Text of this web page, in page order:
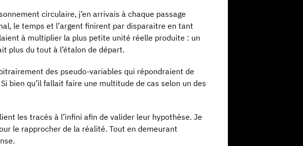
circulaire, j’en arrivais à chaque passage
le temps et l’argent finirent par disparaitre en tant
à multiplier la plus petite unité réelle produite : un
plus du tout à l’étalon de départ.
des pseudo-variables qui répondraient de
bien qu’il fallait faire une multitude de cas selon un des
les tracés à l’infini afin de valider leur hypothèse. Je
le rapprocher de la réalité. Tout en demeurant